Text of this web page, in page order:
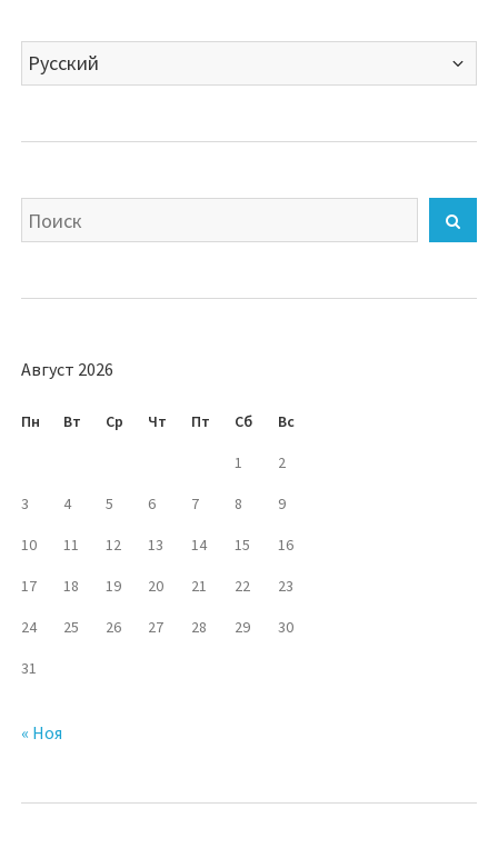
Выбрать
язык
Искать
Август 2026
Пн Вт Ср Чт Пт Сб Вс
1 2
3 4 5 6 7 8 9
10 11 12 13 14 15 16
17 18 19 20 21 22 23
24 25 26 27 28 29 30
31
« Ноя